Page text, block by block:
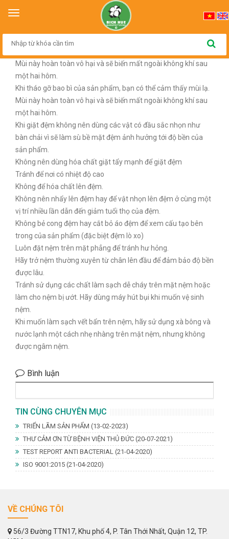
Toggle
Trang chủ
Hướng dẫn sử dụng sản phẩm nệm
Mùi này hoàn toàn vô hại và sẽ biến mất ngoài không khí sau
một hai hôm.
Khi tháo gỡ bao bì của sản phẩm, bạn có thể cảm thấy mùi lạ.
Mùi này hoàn toàn vô hại và sẽ biến mất ngoài không khí sau
một hai hôm.
Khi giặt đệm không nên dùng các vật có đầu sắc nhọn như
bàn chải vì sẽ làm sù bề mặt đệm ảnh hưởng tới độ bền của
sản phẩm.
Không nên dùng hóa chất giặt tẩy mạnh để giặt đệm
Tránh để nơi có nhiệt độ cao
Không để hóa chất lên đệm.
Không nên nhẩy lên đệm hay để vật nhọn lên đệm ở cùng một
vị trí nhiều lần dẫn đến giảm tuổi thọ của đệm.
Không bẻ cong đệm hay cắt bỏ áo đệm để xem cấu tạo bên
trong của sản phẩm (đặc biệt đệm lò xo)
Luôn đặt nệm trên mặt phẳng để tránh hư hỏng.
Hãy trở nệm thường xuyên từ chân lên đầu để đảm bảo độ bền
được lâu.
Tránh sử dụng các chất làm sạch dễ cháy trên mặt nệm hoặc
làm cho nệm bị ướt. Hãy dùng máy hút bụi khi muốn vệ sinh
nệm.
Khi muốn làm sạch vết bẩn trên nệm, hãy sử dụng xà bông và
nước lạnh một cách nhẹ nhàng trên mặt nệm, nhưng không
được ngâm nệm.
Bình luận
TIN CÙNG CHUYÊN MỤC
TRIỂN LÃM SẢN PHẨM (13-02-2023)
THƯ CẢM ƠN TỪ BỆNH VIỆN THỦ ĐỨC (20-07-2021)
TEST REPORT ANTI BACTERIAL (21-04-2020)
ISO 9001:2015 (21-04-2020)
VỀ CHÚNG TÔI
56/3 Đường TTN17, Khu phố 4, P. Tân Thới Nhất, Quận 12, TP.